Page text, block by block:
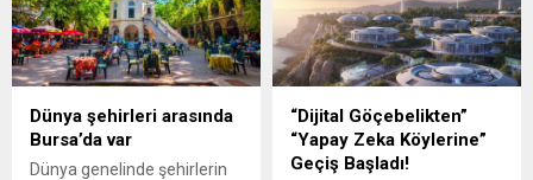
girdi.
tamamen kuruyan sulak
alan, son yağışların ardından
tekrar dolarken bölgedeki
doğal ...
Dünya şehirleri arasında
Bursa’da var
Dünya genelinde şehirlerin
“Dijital Göçebelikten”
“Yapay Zeka Köylerine”
Geçiş Başladı!